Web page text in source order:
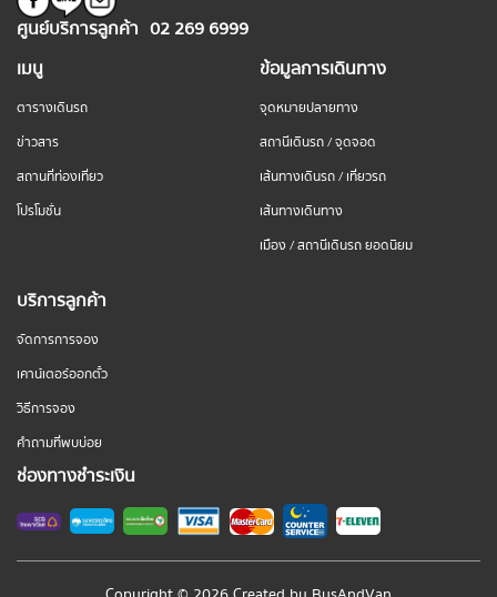
ศูนย์บริการลูกค้า 02 269 6999
เมนู
ตารางเดินรถ
ข่าวสาร
สถานที่ท่องเที่ยว
โปรโมชั่น
ข้อมูลการเดินทาง
จุดหมายปลายทาง
สถานีเดินรถ / จุดจอด
เส้นทางเดินรถ / เที่ยวรถ
เส้นทางเดินทาง
เมือง / สถานีเดินรถ ยอดนิยม
บริการลูกค้า
จัดการการจอง
เคาน์เตอร์ออกตั๋ว
วิธีการจอง
คำถามที่พบบ่อย
ช่องทางชำระเงิน